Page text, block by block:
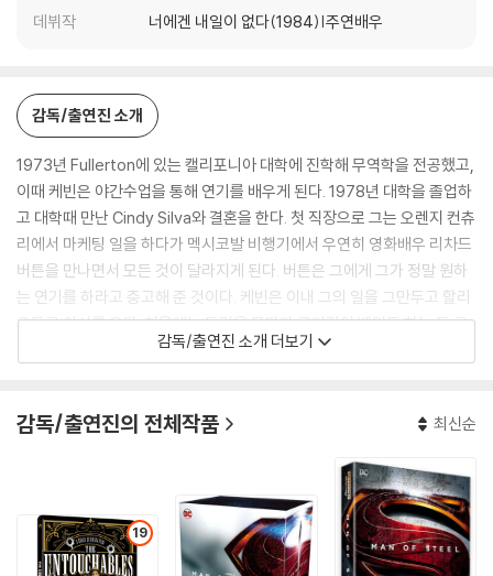
데뷔작
너에겐 내일이 없다(1984)|주연배우
감독/출연진 소개
1973년 Fullerton에 있는 캘리포니아 대학에 진학해 무역학을 전공했고,
이때 케빈은 야간수업을 통해 연기를 배우게 된다. 1978년 대학을 졸업하
고 대학때 만난 Cindy Silva와 결혼을 한다. 첫 직장으로 그는 오렌지 컨츄
리에서 마케팅 일을 하다가 멕시코발 비행기에서 우연히 영화배우 리차드
버튼을 만나면서 모든 것이 달라지게 된다. 버튼은 그에게 그가 정말 원하
는 연기를 하라고 충고해 준 것이다. 케빈은 이내 그의 일을 그만두고 할리
우드로 이사를 온다. 처음에는 트럭을 몰다가 고기잡이 뱃일도 하는 등 고
생을 하다가 영화를 한편 찍게 되는데, 일종의 소프트 포르노영화였다.
그는 그 이후 6년동안 연기를 하지 않고 자신에게 맞는 역할을 하기 위해
조연으로 출연하게 되지만 감독 로렌스 카스단의 눈에 띄어 <실버라도>
에 무모한 젊은 총잡이로 출연하면서 정식으로 연기 경력을 시작한다.
케빈의 전형적인 아메리칸보이 스타일의 잘생긴 외모와 정직한 매너 덕분
감독/출연진 소개 더보기
감독/출연진의 전체작품 최신순
19